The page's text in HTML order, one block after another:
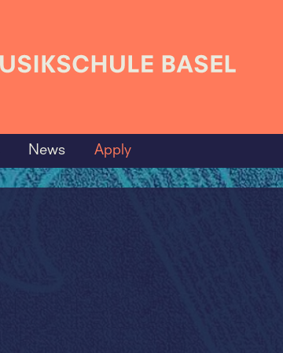
News Apply